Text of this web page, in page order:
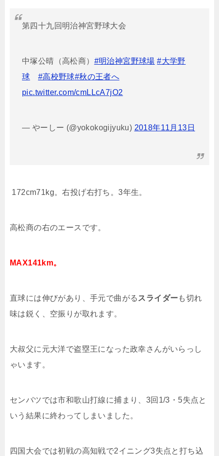
第四十九回明治神宮野球大会
中塚公晴（高松商） #明治神宮野球場 #大学野
球
#高校野球#秋の王者へ
pic.twitter.com/cmLLcA7jO2
— やーしー (@yokokogijyuku) 2018年11月13日
172cm71kg。右投げ右打ち。3年生。
高松商の右のエースです。
MAX141km。
直球には伸びがあり、手元で曲がる スライダーも切れ
味は鋭く、空振りが取れます。
大叔父に元大洋で盗塁王になった政幸さんがいらっし
ゃいます。
センバツでは市和歌山打線に捕まり、 3回 1/3 ・ 5失点と
いう結果に終わってしまいました。
四国大会では初戦の高知戦で2イニング3失点と打ち込